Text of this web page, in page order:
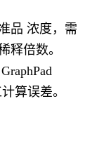
品 浓度，需
释倍数。
算误差。